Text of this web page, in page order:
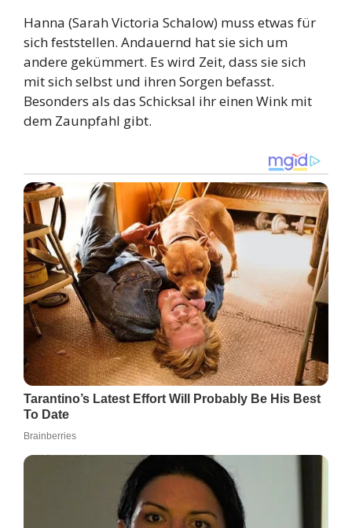
Hanna (Sarah Victoria Schalow) muss etwas für
sich feststellen. Andauernd hat sie sich um
andere gekümmert. Es wird Zeit, dass sie sich
mit sich selbst und ihren Sorgen befasst.
Besonders als das Schicksal ihr einen Wink mit
dem Zaunpfahl gibt.